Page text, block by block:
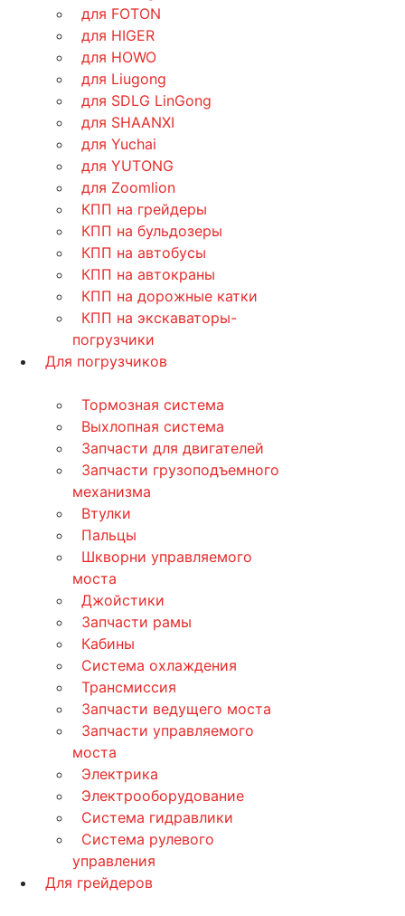
для FOTON
для HIGER
для HOWO
для Liugong
для SDLG LinGong
для SHAANXI
для Yuchai
для YUTONG
для Zoomlion
КПП на грейдеры
КПП на бульдозеры
КПП на автобусы
КПП на автокраны
КПП на дорожные катки
КПП на экскаваторы-
погрузчики
Для погрузчиков
Тормозная система
Выхлопная система
Запчасти для двигателей
Запчасти грузоподъемного
механизма
Втулки
Пальцы
Шкворни управляемого
моста
Джойстики
Запчасти рамы
Кабины
Система охлаждения
Трансмиссия
Запчасти ведущего моста
Запчасти управляемого
моста
Электрика
Электрооборудование
Система гидравлики
Система рулевого
управления
Для грейдеров